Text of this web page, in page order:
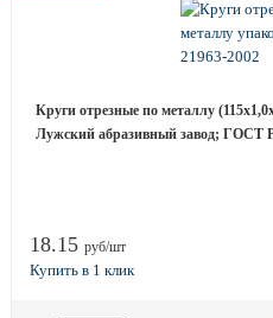
Круги отрезные по металлу
Лужский абразивный завод; ГОСТ
18.15 руб/шт